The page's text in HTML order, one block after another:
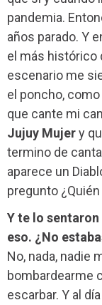
pandemia.
años parado. Y
el más histórico
escenario me
el poncho,
que cante mi
Jujuy Mujery
termino de
aparece un
pregunto
Y te lo
eso. ¿No
No, nada, nadie
bombardearme
escarbar. Y al